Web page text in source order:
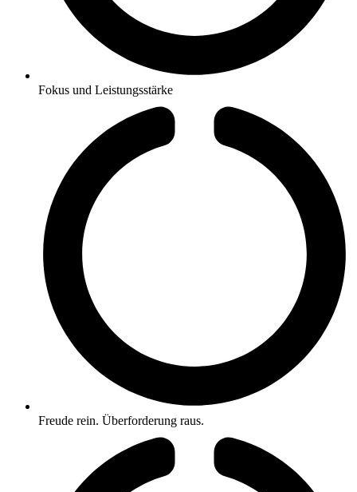
Fokus und Leistungsstärke
Freude rein. Überforderung raus.